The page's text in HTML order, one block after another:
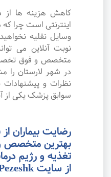
کاهش هزینه ها از
اینترنتی است چرا که
وسایل نقلیه
نوبت آنلاین می
متخصص و فوق تخصص
در شهر لارستان را
نظرات و پیشنهادات
سوابق پزشک یکی از
رضایت بیماران
بهترین
تغذیه و رژیم
از سایت Sina Pezeshk